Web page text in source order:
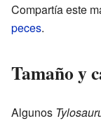
Compartía este
peces.
Tamaño y
Algunos